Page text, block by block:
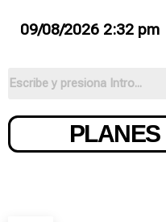
09/08/2026 2:32 pm
PLANES